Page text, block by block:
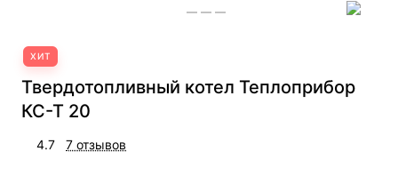
ХИТ
Твердотопливный котел Теплоприбор
КС-Т 20
4.7 7 отзывов